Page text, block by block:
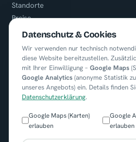
Standorte
Preise
Referenzen
Karriere
KONTAKT
+49 (0) 8722 / 9664451
Ortenburgerring 13
84140 Gangkofen
Datenschutz & Cookies
Wir verwenden nur technisch
diese Website bereitzustellen.
mit Ihrer Einwilligung – Google Maps
Google Analytics (anonyme Statistik
unseres Angebots) ein. Details finden
Datenschutzerklärung.
Google Maps (Karten)
erlauben
Google
erlauben